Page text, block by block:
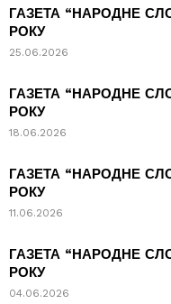
ГАЗЕТА “НАРОДНЕ
РОКУ
25.06.2026
ГАЗЕТА “НАРОДНЕ
РОКУ
18.06.2026
ГАЗЕТА “НАРОДНЕ
РОКУ
11.06.2026
ГАЗЕТА “НАРОДНЕ
РОКУ
04.06.2026